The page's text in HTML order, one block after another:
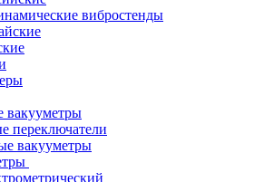
вибростенды
переключатели
вакууметры